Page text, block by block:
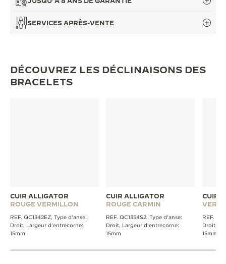
VOIR LES ÉVÉNEMENTS
SERVICES APRÈS-VENTE
DÉCOUVREZ LES DÉCLINAISONS DES
BRACELETS
CUIR ALLIGATOR
ROUGE VERMILLON
REF. QC1342EZ, Type d'anse:
Droit, Largeur d'entrecorne:
15mm
CUIR ALLIGATOR
ROUGE CARMIN
REF. QC1354S2, Type d'anse:
Droit, Largeur d'entrecorne:
15mm
CUIR
VERT
REF.
Droit,
15mm